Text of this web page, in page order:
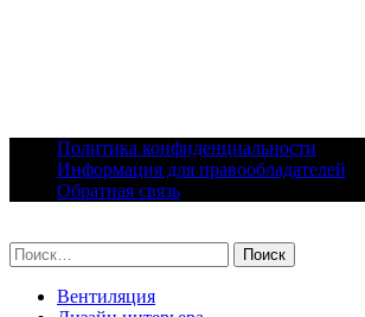
content
Политика конфиденциальности
Информация для правообладателей
Обратная связь
Найти:
Вентиляция